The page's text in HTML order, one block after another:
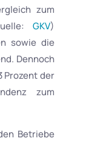
zum
GKV)
sowie die
Dennoch
Prozent der
zum
Betriebe